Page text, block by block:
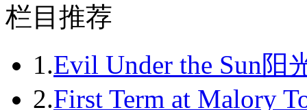
2011-03
2011-04
2011-05
栏目推荐
1.Evil Under the Sun阳
2.First Term at Malory